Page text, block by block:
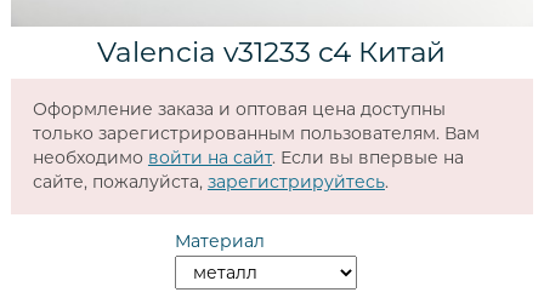
Valencia v31233 c4 Китай
Оформление заказа и оптовая цена доступны
только зарегистрированным пользователям. Вам
необходимо войти на сайт. Если вы впервые на
сайте, пожалуйста, зарегистрируйтесь.
Материал